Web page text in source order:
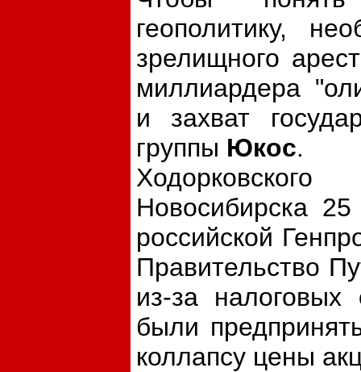
геополитику,
зрелищного
миллиардера
и захват
группы Юкос.
Новосибирска
российской
Правительство
из-за
были
коллапсу цены